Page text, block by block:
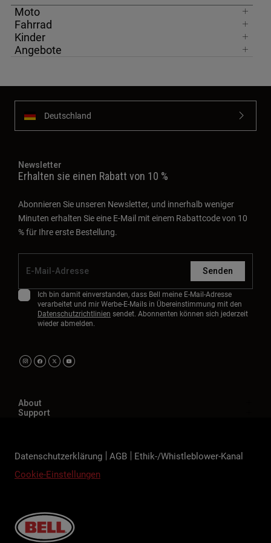
Moto
Fahrrad
Kinder
Angebote
Deutschland
Newsletter
Erhalten sie einen Rabatt von 10 %
Abonnieren Sie unseren Newsletter, und innerhalb weniger
Minuten erhalten Sie eine E-Mail mit einem Rabattcode von 10
% für Ihre erste Bestellung.
Senden
Ich bin damit einverstanden, dass Bell meine E-Mail-Adresse
verarbeitet und mir Werbe-E-Mails in Übereinstimmung mit den
Datenschutzrichtlinien sendet. Abonnenten können sich jederzeit
wieder abmelden.
About
Support
Datenschutzerklärung AGB
Ethik-/Whistleblower-Kanal
Cookie-Einstellungen